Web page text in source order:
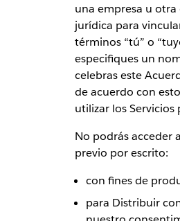
una empresa u
jurídica para
términos “tú” o
especifiques un
celebras este
de acuerdo con
utilizar los
No podrás acceder
previo por escrito:
con fines de
para Distribuir